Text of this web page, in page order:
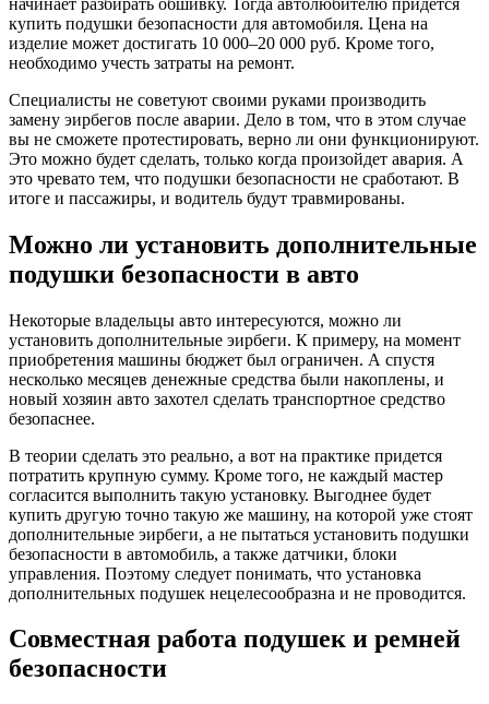
купить подушки безопасности для автомобиля. Цена на
изделие может достигать 10 000–20 000 руб. Кроме того,
необходимо учесть затраты на ремонт.
Специалисты не советуют своими руками производить
замену эирбегов после аварии. Дело в том, что в этом случае
вы не сможете протестировать, верно ли они функционируют.
Это можно будет сделать, только когда произойдет авария. А
это чревато тем, что подушки безопасности не сработают. В
итоге и пассажиры, и водитель будут травмированы.
Можно ли установить дополнительные
подушки безопасности в авто
Некоторые владельцы авто интересуются, можно ли
установить дополнительные эирбеги. К примеру, на момент
приобретения машины бюджет был ограничен. А спустя
несколько месяцев денежные средства были накоплены, и
новый хозяин авто захотел сделать транспортное средство
безопаснее.
В теории сделать это реально, а вот на практике придется
потратить крупную сумму. Кроме того, не каждый мастер
согласится выполнить такую установку. Выгоднее будет
купить другую точно такую же машину, на которой уже стоят
дополнительные эирбеги, а не пытаться установить подушки
безопасности в автомобиль, а также датчики, блоки
управления. Поэтому следует понимать, что установка
дополнительных подушек нецелесообразна и не проводится.
Совместная работа подушек и ремней
безопасности